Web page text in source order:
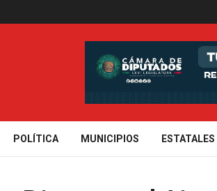
POLÍTICA MUNICIPIOS ESTATALES